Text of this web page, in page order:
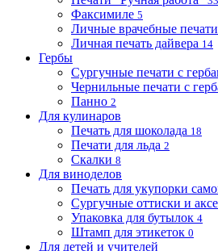
Факсимиле 5
Личные врачебные печати
Личная печать дайвера 14
Гербы
Сургучные печати с
Чернильные печати с
Панно 2
Для кулинаров
Печать для шоколада 18
Печати для льда 2
Скалки 8
Для виноделов
Печать для укупорки
Сургучные оттиски и
Упаковка для бутылок 4
Штамп для этикеток 0
Для детей и учителей